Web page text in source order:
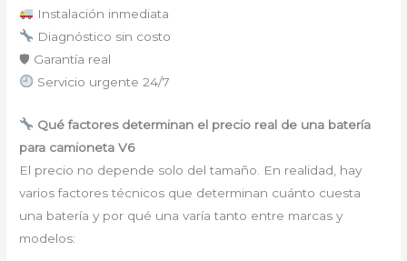
Instalación inmediata
Diagnóstico sin costo
🛡 Garantía real
Servicio urgente 24/7
Qué factores determinan el precio real de una batería
para camioneta V6
El precio no depende solo del tamaño. En realidad, hay
varios factores técnicos que determinan cuánto cuesta
una batería y por qué una varía tanto entre marcas y
modelos: